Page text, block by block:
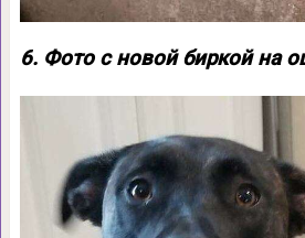
6. Фото с новой биркой на